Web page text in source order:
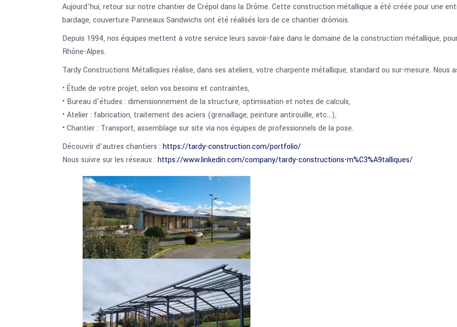
Aujourd’hui, retour sur notre chantier de Crépol dans la Drôme. Cette construction métallique a été créée pour une
bardage, couverture Panneaux Sandwichs ont été réalisés lors de ce chantier drômois.
Depuis 1994, nos équipes mettent à votre service leurs savoir-faire dans le domaine de la construction métallique,
Rhône-Alpes.
Tardy Constructions Métalliques réalise, dans ses ateliers, votre charpente métallique, standard ou sur-mesure. Nous
• Étude de votre projet, selon vos besoins et contraintes,
• Bureau d’études : dimensionnement de la structure, optimisation et notes de calculs,
• Atelier : fabrication, traitement des aciers (grenaillage, peinture antirouille, etc…),
• Chantier : Transport, assemblage sur site via nos équipes de professionnels de la pose.
Découvrir d’autres chantiers : https://tardy-construction.com/portfolio/
Nous suivre sur les réseaux : https://www.linkedin.com/company/tardy-constructions-m%C3%A9talliques/